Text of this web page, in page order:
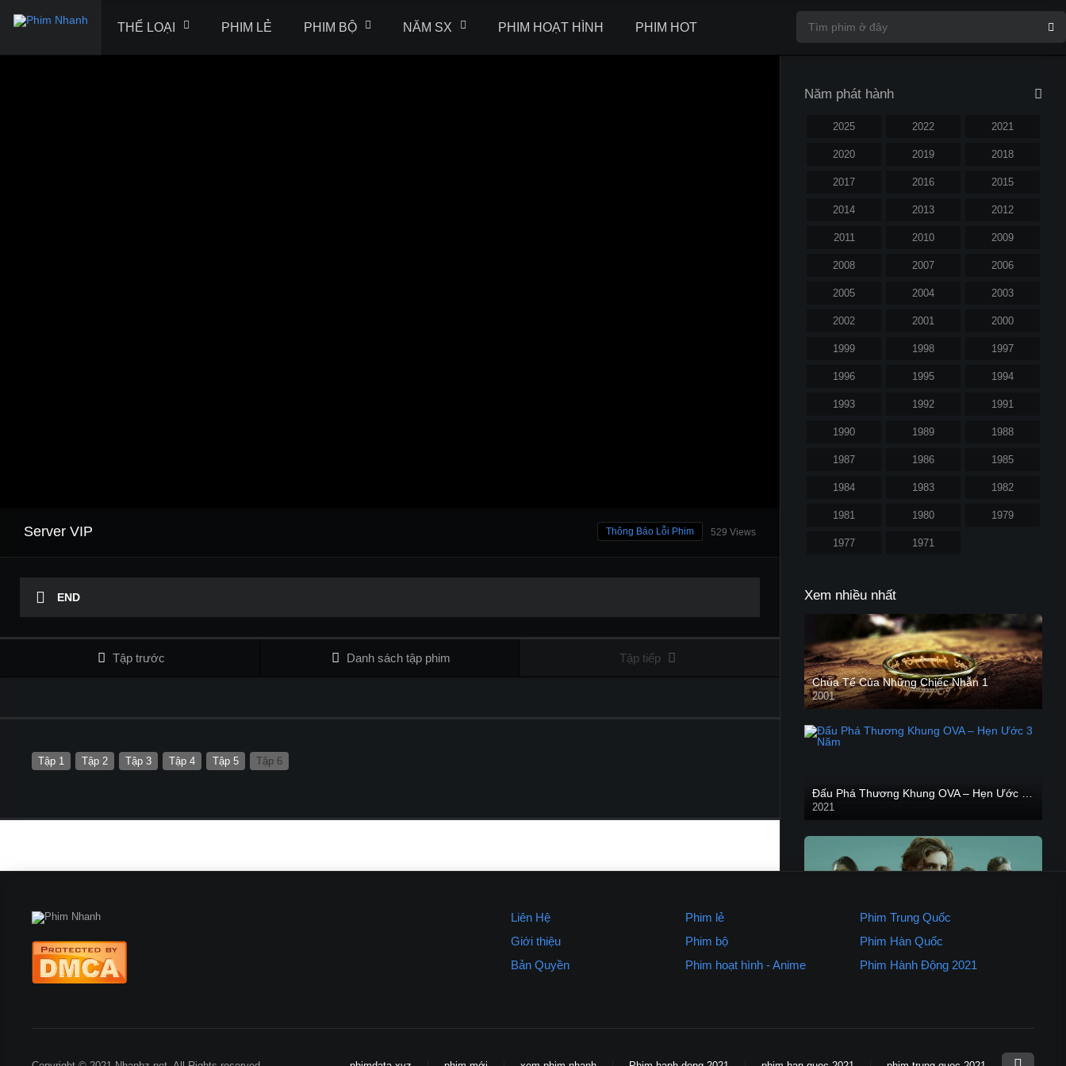
THỂ LOẠI PHIM LẺ PHIM BỘ NĂM SX PHIM HOẠT HÌNH PHIM HOT
Server VIP 529 Views
Thông Báo Lỗi Phim
END
Tập trước Danh sách tập phim Tập tiếp
Tập 1 Tập 2 Tập 3 Tập 4 Tập 5 Tập 6
Năm phát hành
2025 2022 2021
2020 2019 2018
2017 2016 2015
2014 2013 2012
2011 2010 2009
2008 2007 2006
2005 2004 2003
2002 2001 2000
1999 1998 1997
1996 1995 1994
1993 1992 1991
1990 1989 1988
1987 1986 1985
1984 1983 1982
1981 1980 1979
1977 1971
Xem nhiều nhất
Chúa Tể Của Những Chiếc Nhẫn 1
2001
2021
Dune: Hành Tinh Cát – Dune (2021)
HD VIETSUB
Kẻ Săn Người
Liên Hệ
Giới thiệu
Bản Quyền
Phim lẻ
Phim bộ
Phim hoạt hình - Anime
Phim Trung Quốc
Phim Hàn Quốc
Phim Hành Động 2021